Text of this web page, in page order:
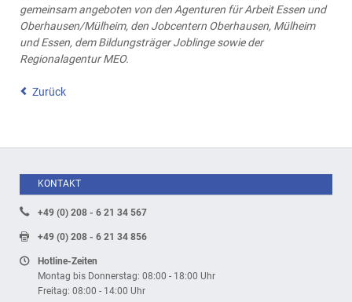
gemeinsam angeboten von den Agenturen für Arbeit Essen und
Oberhausen/Mülheim, den Jobcentern Oberhausen, Mülheim
und Essen, dem Bildungsträger Joblinge sowie der
Regionalagentur MEO.
Zurück
KONTAKT
+49 (0) 208 - 6 21 34 567
+49 (0) 208 - 6 21 34 856
Hotline-Zeiten
Montag bis Donnerstag: 08:00 - 18:00 Uhr
Freitag: 08:00 - 14:00 Uhr